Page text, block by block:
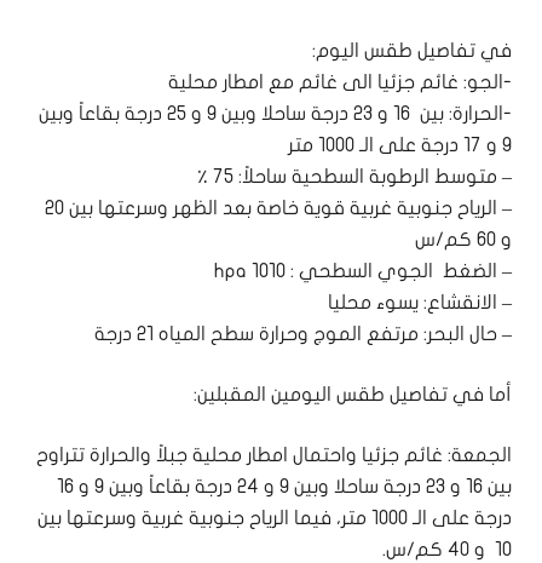
في تفاصيل طقس اليوم:
-الجو: غائم جزئيا الى غائم مع امطار محلية
-الحرارة: بين ١٦ و ٢٣ درجة ساحلا وبين ٩ و ٢٥ درجة بقاعاً وبين
٩ و ١٧ درجة على الـ ١٠٠٠ متر
– متوسط الرطوبة السطحية ساحلاً: ٧٥ ٪
– الرياح جنوبية غربية قوية خاصة بعد الظهر وسرعتها بين ٢٠
و ٦٠ كم/س
– الضغط الجوي السطحي : ١٠١٠ hpa
– الانقشاع: يسوء محليا
– حال البحر: مرتفع الموج وحرارة سطح المياه ٢١ درجة
أما في تفاصيل طقس اليومين المقبلين:
الجمعة: غائم جزئيا واحتمال امطار محلية جبلاً والحرارة تتراوح
بين ١٦ و ٢٣ درجة ساحلا وبين ٩ و ٢٤ درجة بقاعاً وبين ٩ و ١٦
درجة على الـ ١٠٠٠ متر، فيما الرياح جنوبية غربية وسرعتها بين
١٠ و ٤٠ كم/س.